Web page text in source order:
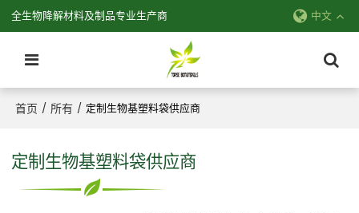
全生物降解材料及制品专业生产商 中文
首页 / 所有 / 定制生物基塑料袋供应商
定制生物基塑料袋供应商